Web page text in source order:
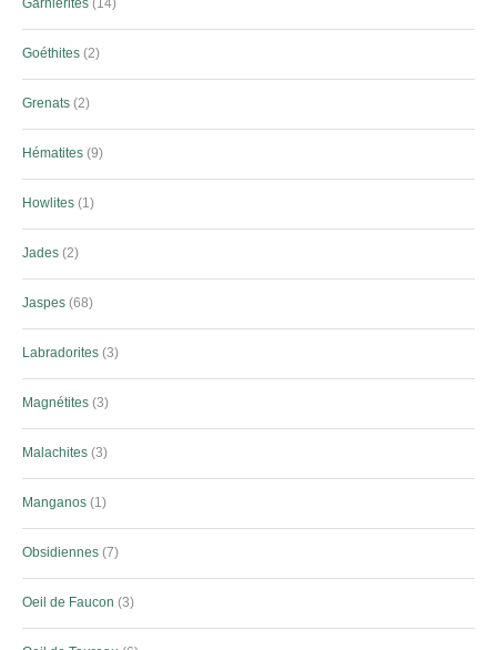
Garniérites 14
Goéthites 2
Grenats 2
Hématites 9
Howlites 1
Jades 2
Jaspes 68
Labradorites 3
Magnétites 3
Malachites 3
Manganos 1
Obsidiennes 7
Oeil de Faucon 3